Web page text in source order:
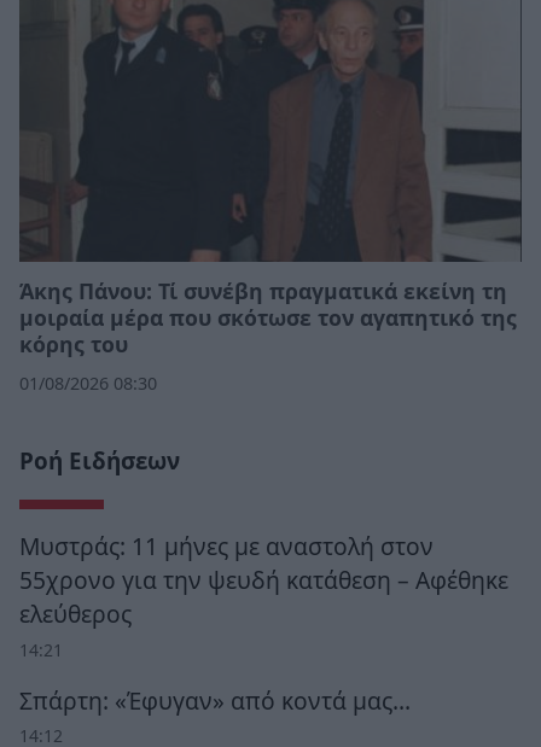
Άκης Πάνου: Τί συνέβη πραγματικά εκείνη τη
μοιραία μέρα που σκότωσε τον αγαπητικό της
κόρης του
01/08/2026 08:30
Ροή Ειδήσεων
Μυστράς: 11 μήνες με αναστολή στον
55χρονο για την ψευδή κατάθεση – Αφέθηκε
ελεύθερος
14:21
Σπάρτη: «Έφυγαν» από κοντά μας…
14:12